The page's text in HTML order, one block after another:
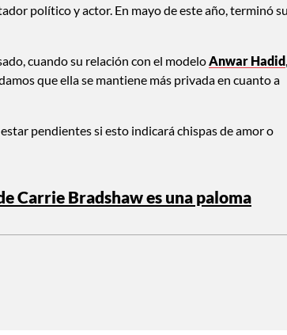
político y actor. En mayo de este año, terminó
cuando su relación con el modeloAnwar Hadid ,
que ella se mantiene más privada en cuanto a
pendientes si esto indicará chispas de amor o
Carrie Bradshaw es una paloma